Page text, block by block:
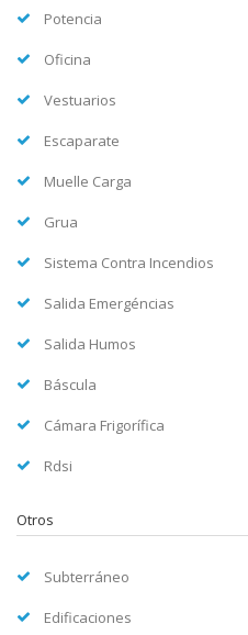
Potencia
Oficina
Vestuarios
Escaparate
Muelle Carga
Grua
Sistema Contra Incendios
Salida Emergéncias
Salida Humos
Báscula
Cámara Frigorífica
Rdsi
Otros
Subterráneo
Edificaciones